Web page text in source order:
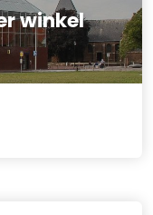
winkel